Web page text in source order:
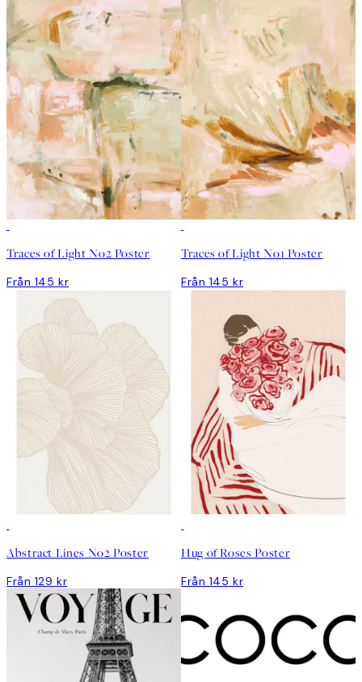
Traces of Light No2 Poster
Från 145 kr
Traces of Light No1 Poster
Från 145 kr
Abstract Lines No2 Poster
Från 129 kr
Hug of Roses Poster
Från 145 kr